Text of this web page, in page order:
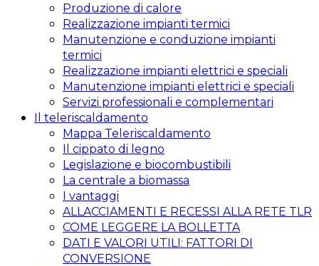
Produzione di calore
Realizzazione impianti termici
Manutenzione e conduzione impianti
termici
Realizzazione impianti elettrici e speciali
Manutenzione impianti elettrici e speciali
Servizi professionali e complementari
Il teleriscaldamento
Mappa Teleriscaldamento
Il cippato di legno
Legislazione e biocombustibili
La centrale a biomassa
I vantaggi
ALLACCIAMENTI E RECESSI ALLA RETE TLR
COME LEGGERE LA BOLLETTA
DATI E VALORI UTILI: FATTORI DI
CONVERSIONE